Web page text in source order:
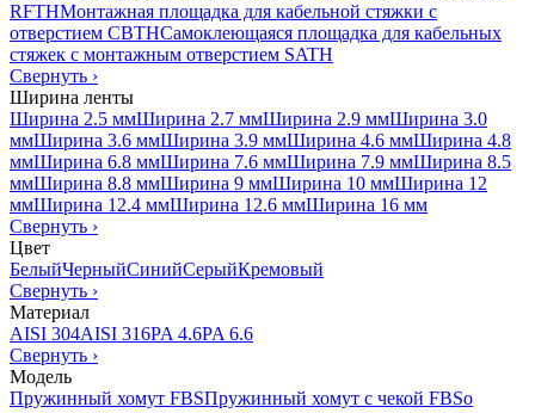
RFTHМонтажная площадка для кабельной стяжки с
отверстием CBTHСамоклеющаяся площадка для кабельных
стяжек с монтажным отверстием SATH
Свернуть ›
Ширина ленты
Ширина 2.5 ммШирина 2.7 ммШирина 2.9 ммШирина 3.0
ммШирина 3.6 ммШирина 3.9 ммШирина 4.6 ммШирина 4.8
ммШирина 6.8 ммШирина 7.6 ммШирина 7.9 ммШирина 8.5
ммШирина 8.8 ммШирина 9 ммШирина 10 ммШирина 12
ммШирина 12.4 ммШирина 12.6 ммШирина 16 мм
Свернуть ›
Цвет
БелыйЧерныйСинийСерыйКремовый
Свернуть ›
Материал
AISI 304AISI 316PA 4.6PA 6.6
Свернуть ›
Модель
Пружинный хомут FBSПружинный хомут с чекой FBSo